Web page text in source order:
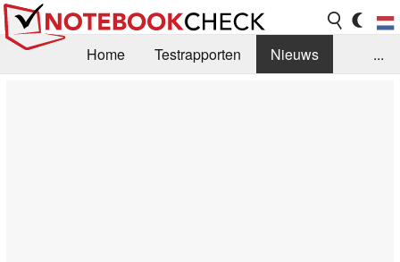
Home Testrapporten
Nieuws
...